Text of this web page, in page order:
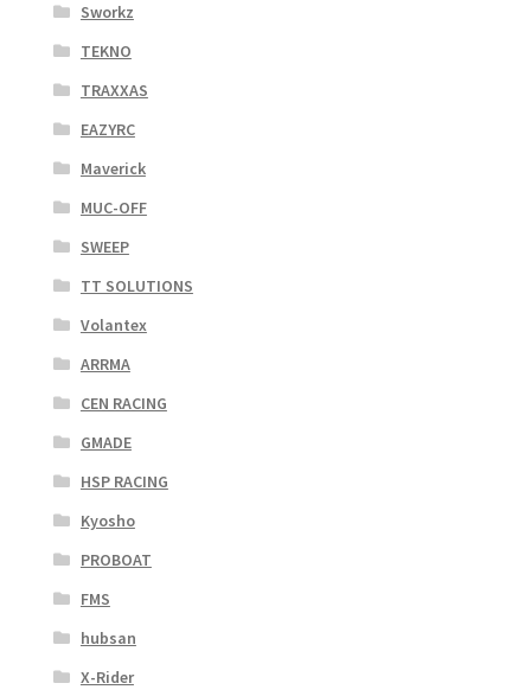
Sworkz
TEKNO
TRAXXAS
EAZYRC
Maverick
MUC-OFF
SWEEP
TT SOLUTIONS
Volantex
ARRMA
CEN RACING
GMADE
HSP RACING
Kyosho
PROBOAT
FMS
hubsan
X-Rider